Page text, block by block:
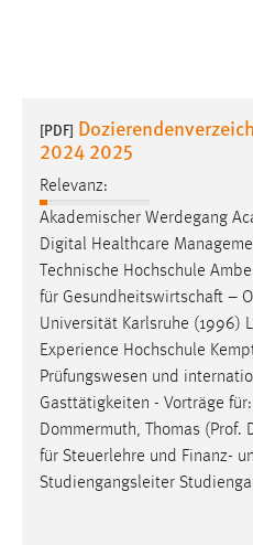
[PDF]
2024 2025
Relevanz:
Akademischer Werdegang
Digital Healthcare
Technische Hochschule
für Gesundheitswirtschaft –
Universität Karlsruhe (1996)
Experience Hochschule
Prüfungswesen und
Gasttätigkeiten - Vorträge
Dommermuth, Thomas (Prof.
für Steuerlehre und Finanz-
Studiengangsleiter
Dieser Cookie speichert
Performance
Name:
staticfilecache
Zweck:
Für performante
gespeichert, ob man
Sprachpräferenz
Name:
site-language-preference
Zweck: